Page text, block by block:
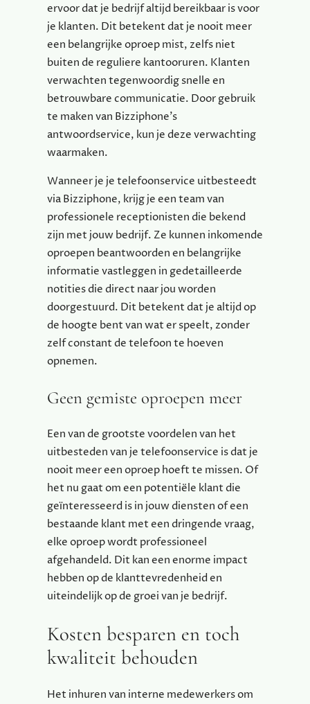
ervoor dat je bedrijf altijd bereikbaar is voor
je klanten. Dit betekent dat je nooit meer
een belangrijke oproep mist, zelfs niet
buiten de reguliere kantooruren. Klanten
verwachten tegenwoordig snelle en
betrouwbare communicatie. Door gebruik
te maken van Bizziphone’s
antwoordservice, kun je deze verwachting
waarmaken.
Wanneer je je telefoonservice uitbesteedt
via Bizziphone, krijg je een team van
professionele receptionisten die bekend
zijn met jouw bedrijf. Ze kunnen inkomende
oproepen beantwoorden en belangrijke
informatie vastleggen in gedetailleerde
notities die direct naar jou worden
doorgestuurd. Dit betekent dat je altijd op
de hoogte bent van wat er speelt, zonder
zelf constant de telefoon te hoeven
opnemen.
Geen gemiste oproepen meer
Een van de grootste voordelen van het
uitbesteden van je telefoonservice is dat je
nooit meer een oproep hoeft te missen. Of
het nu gaat om een potentiële klant die
geïnteresseerd is in jouw diensten of een
bestaande klant met een dringende vraag,
elke oproep wordt professioneel
afgehandeld. Dit kan een enorme impact
hebben op de klanttevredenheid en
uiteindelijk op de groei van je bedrijf.
Kosten besparen en toch
kwaliteit behouden
Het inhuren van interne medewerkers om